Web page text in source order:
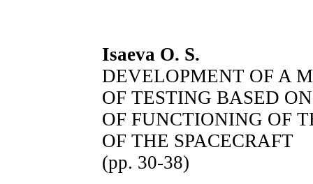
Isaeva O. S.
DEVELOPMENT OF A
OF TESTING BASED
OF FUNCTIONING OF
OF THE SPACECRAFT
(pp. 30-38)